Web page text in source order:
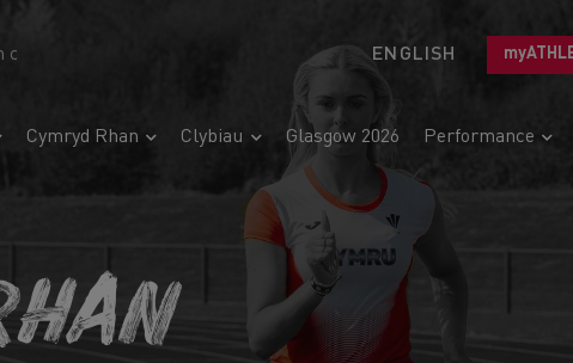
ENGLISH
Cymryd Rhan Clybiau Glasgow 2026 Performance